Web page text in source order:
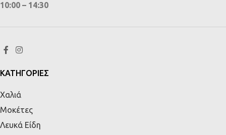
10:00 – 14:30
ΚΑΤΗΓΟΡΙΕΣ
Χαλιά
Μοκέτες
Λευκά Είδη